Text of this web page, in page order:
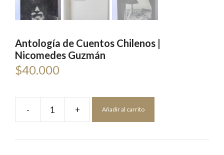
Antología de Cuentos Chilenos |
Nicomedes Guzmán
$40.000
-
Antología
Cuentos
+ Añadir al carrito